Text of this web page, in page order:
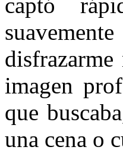
captó
imagen
que
una cena o